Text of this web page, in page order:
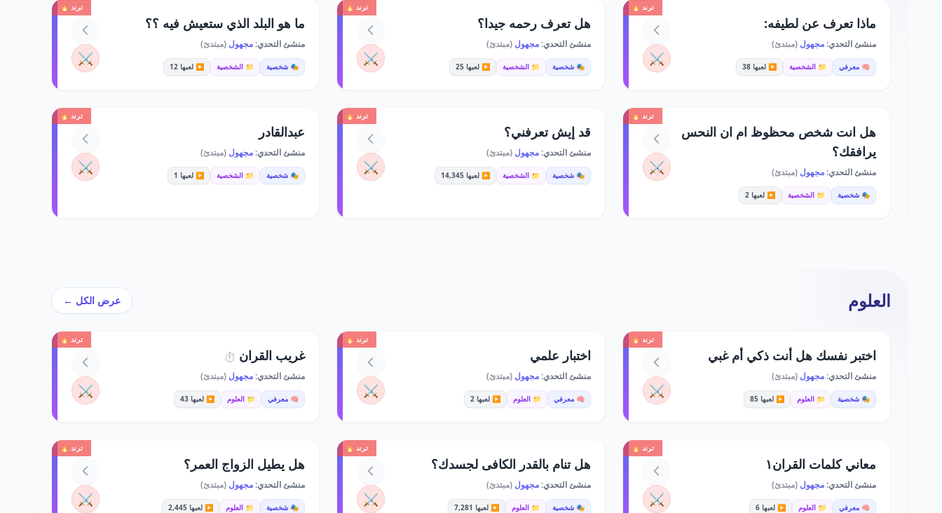
ترند 🔥
ماذا تعرف عن لطيفه:
منشئ التحدي:مجهول (مبتدئ)
🧠 معرفي 📁 الشخصية ▶️ لعبها 38 ⚔️
ترند 🔥
هل تعرف رحمه جيدا؟
منشئ التحدي:مجهول(مبتدئ)
🎭 شخصية 📁 الشخصية ▶️ لعبها 25 ⚔️
ترند 🔥
ما هو البلد الذي ستعيش فيه ؟؟
منشئ التحدي:مجهول (مبتدئ)
🎭 شخصية 📁 الشخصية ▶️ لعبها 12 ⚔️
ترند 🔥
هل انت شخص محظوظ ام ان النحس
يرافقك؟
منشئ التحدي:مجهول (مبتدئ)
🎭 شخصية 📁 الشخصية ▶️ لعبها 2
⚔️
ترند 🔥
قد إيش تعرفني؟
منشئ التحدي:مجهول(مبتدئ)
🎭 شخصية 📁 الشخصية ▶️ لعبها 14,345 ⚔️
ترند 🔥
عبدالقادر
منشئ التحدي:مجهول (مبتدئ)
🎭 شخصية 📁 الشخصية ▶️ لعبها 1 ⚔️
العلوم عرض الكل ←
ترند 🔥
اختبر نفسك هل أنت ذكي أم غبي
منشئ التحدي:مجهول (مبتدئ)
🎭 شخصية 📁 العلوم ▶️ لعبها 85 ⚔️
ترند 🔥
اختبار علمي
منشئ التحدي:مجهول(مبتدئ)
🧠 معرفي 📁 العلوم ▶️ لعبها 2 ⚔️
ترند 🔥
غريب القران ⏱️
منشئ التحدي:مجهول (مبتدئ)
🧠 معرفي 📁 العلوم ▶️ لعبها 43 ⚔️
ترند 🔥
معاني كلمات القران١
منشئ التحدي:مجهول (مبتدئ)
🧠 معرفي 📁 العلوم ▶️ لعبها 6 ⚔️
ترند 🔥
هل تنام بالقدر الكافى لجسدك؟
منشئ التحدي:مجهول(مبتدئ)
🎭 شخصية 📁 العلوم ▶️ لعبها 7,281 ⚔️
ترند 🔥
هل يطيل الزواج العمر؟
منشئ التحدي:مجهول (مبتدئ)
🎭 شخصية 📁 العلوم ▶️ لعبها 2,445 ⚔️